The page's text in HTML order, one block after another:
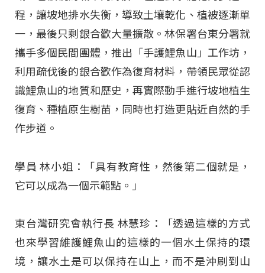
程，讓坡地排水失衡，導致土壤乾化、植被逐漸單
一，最後只剩銀合歡大量擴散。林保署台東分署就
攜手多個民間團體，推出「手護鯉魚山」工作坊，
利用疏伐後的銀合歡作為復育材料，帶領民眾從認
識鯉魚山的地質和歷史，再實際動手進行坡地植生
復育、種植原生樹苗，同時也打造更貼近自然的手
作步道。​
學員 林小姐：「具有教育性，然後第二個就是，
它可以成為一個示範點。」​
東台灣研究會執行長 林慧珍：「透過這樣的方式
也來學習維護鯉魚山的這樣的一個水土保持的環
境，讓水土是可以保持在山上，而不是沖刷到山